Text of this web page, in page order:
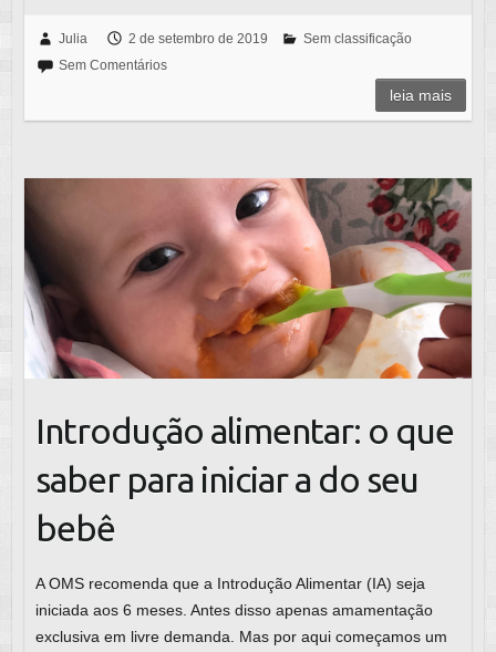
c
e
b
o
k
tt
er
at
s
A
p
ail
Julia 2 de setembro de 2019
Sem classificação
Sem Comentários
leia mais
Introdução alimentar: o que
saber para iniciar a do seu
bebê
A OMS recomenda que a Introdução Alimentar (IA) seja
iniciada aos 6 meses. Antes disso apenas amamentação
exclusiva em livre demanda. Mas por aqui começamos um